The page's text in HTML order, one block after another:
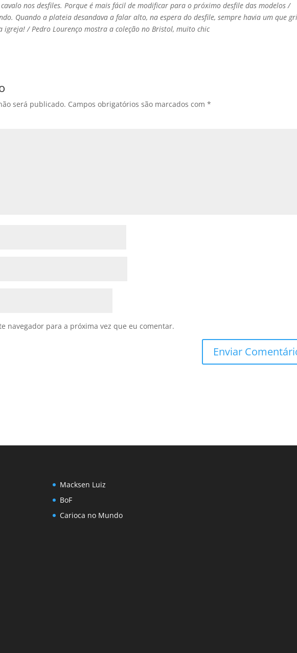
nos desfiles. Porque é mais fácil de modificar para o próximo desfile das modelos /
Quando a plateia desandava a falar alto, na espera do desfile, sempre havia um que
igreja! / Pedro Lourenço mostra a coleção no Bristol, muito chic
será publicado. Campos obrigatórios são marcados com*
navegador para a próxima vez que eu comentar.
Macksen Luiz
BoF
Carioca no Mundo